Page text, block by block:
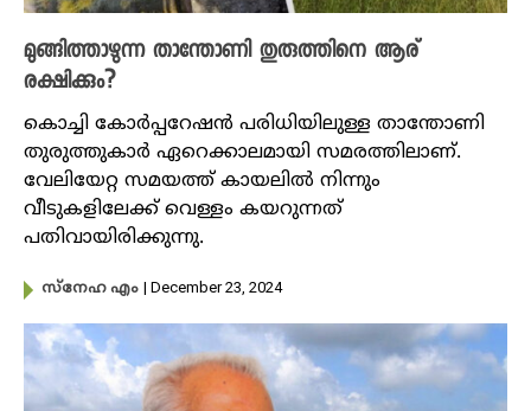
മുങ്ങിത്താഴുന്ന താന്തോണി തുരുത്തിനെ ആര്
രക്ഷിക്കും?
കൊച്ചി കോർപ്പറേഷൻ പരിധിയിലുള്ള താന്തോണി
തുരുത്തുകാർ ഏറെക്കാലമായി സമരത്തിലാണ്.
വേലിയേറ്റ സമയത്ത് കായലിൽ നിന്നും
വീടുകളിലേക്ക് വെള്ളം കയറുന്നത്
പതിവായിരിക്കുന്നു.
സ്നേഹ എം | December 23, 2024